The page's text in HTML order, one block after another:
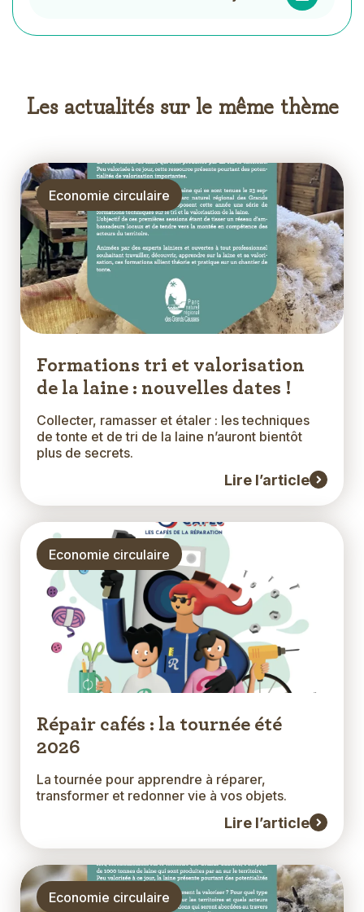
Les actualités sur le même thème
Formations tri et valorisation
de la laine : nouvelles dates !
Thématique
Economie circulaire
Extrait
Collecter, ramasser et étaler : les techniques
de tonte et de tri de la laine n’auront bientôt
plus de secrets.
Lire l’article
Répair cafés : la tournée été
2026
Thématique
Economie circulaire
Extrait
La tournée pour apprendre à réparer,
transformer et redonner vie à vos objets.
Lire l’article
Thématique
Economie circulaire